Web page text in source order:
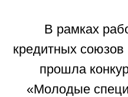
В рамках
кредитных
прошла
«Молодые